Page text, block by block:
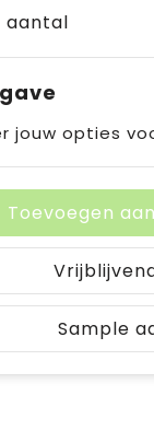
aantal
jouw opties
Toevoegen
Sample